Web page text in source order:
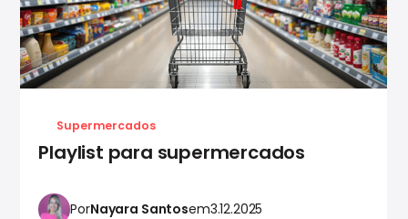
Supermercados
Playlist para supermercados
PorNayara Santosem3.12.2025